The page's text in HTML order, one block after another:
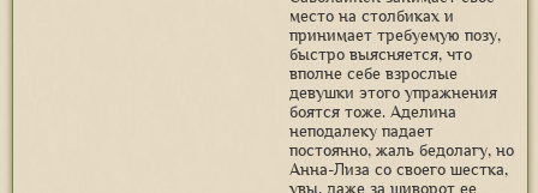
место на столбиках и
принимает требуемую позу,
быстро выясняется, что
вполне себе взрослые
девушки этого упражнения
боятся тоже. Аделина
неподалеку падает
постоянно, жаль бедолагу, но
Анна-Лиза со своего шестка,
увы, даже за шиворот ее